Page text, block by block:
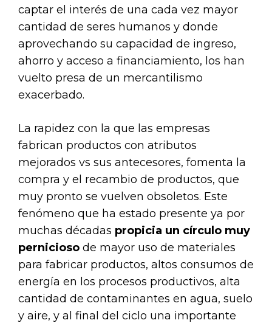
captar el interés de una cada vez mayor
cantidad de seres humanos y donde
aprovechando su capacidad de ingreso,
ahorro y acceso a financiamiento, los han
vuelto presa de un mercantilismo
exacerbado.
La rapidez con la que las empresas
fabrican productos con atributos
mejorados vs sus antecesores, fomenta la
compra y el recambio de productos, que
muy pronto se vuelven obsoletos. Este
fenómeno que ha estado presente ya por
muchas décadas propicia un círculo muy
pernicioso de mayor uso de materiales
para fabricar productos, altos consumos de
energía en los procesos productivos, alta
cantidad de contaminantes en agua, suelo
y aire, y al final del ciclo una importante